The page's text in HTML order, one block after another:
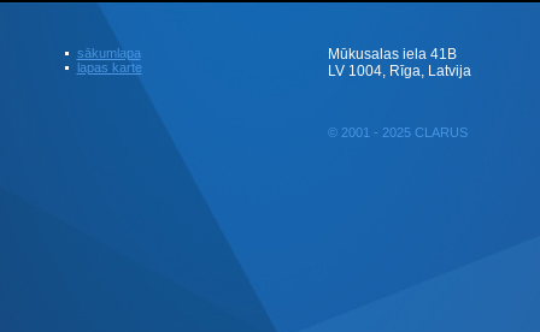
sākumlapa
lapas karte
Mūkusalas iela 41B
LV 1004, Rīga, Latvija
© 2001 - 2025 CLARUS